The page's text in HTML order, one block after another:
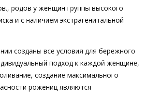
родов у женщин группы высокого
и с наличием экстрагенитальной
созданы все условия для бережного
подход к каждой женщине,
создание максимального
рожениц являются